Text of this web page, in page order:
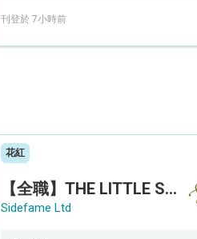
刊登於 7小時前
花紅
【全職】THE LITTLE SHOP (利園分店) Sales Operation Assistant 銷售營運助理【永久保證佣金+新人獎金$3,000】
Sidefame Ltd